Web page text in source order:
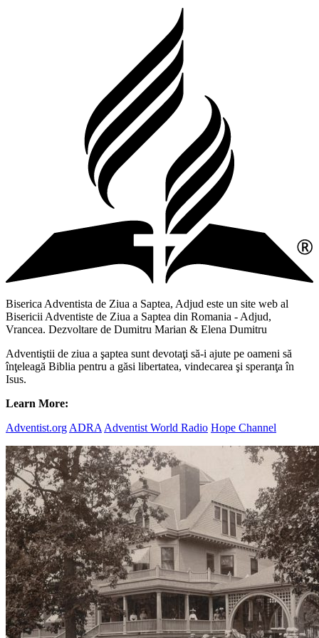
Biserica Adventista de Ziua a Saptea, Adjud este un site web al
Bisericii Adventiste de Ziua a Saptea din Romania - Adjud,
Vrancea. Dezvoltare de Dumitru Marian & Elena Dumitru
Adventiştii de ziua a şaptea sunt devotaţi să-i ajute pe oameni să
înţeleagă Biblia pentru a găsi libertatea, vindecarea şi speranţa în
Isus.
Learn More:
Adventist.org ADRA Adventist World Radio Hope Channel